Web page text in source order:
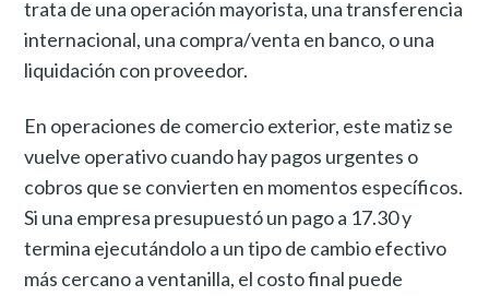
trata de una operación mayorista, una transferencia
internacional, una compra/venta en banco, o una
liquidación con proveedor.
En operaciones de comercio exterior, este matiz se
vuelve operativo cuando hay pagos urgentes o
cobros que se convierten en momentos específicos.
Si una empresa presupuestó un pago a 17.30 y
termina ejecutándolo a un tipo de cambio efectivo
más cercano a ventanilla, el costo final puede